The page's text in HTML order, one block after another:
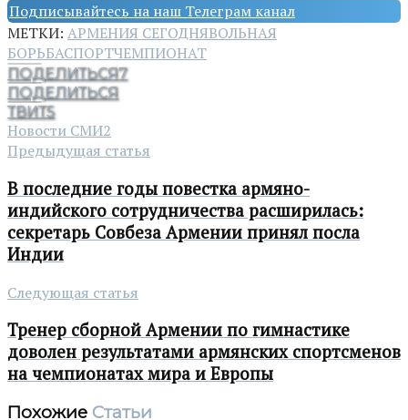
Подписывайтесь на наш Телеграм канал
МЕТКИ: АРМЕНИЯ СЕГОДНЯВОЛЬНАЯ
БОРЬБАСПОРТЧЕМПИОНАТ
ПОДЕЛИТЬСЯ7
ПОДЕЛИТЬСЯ
ТВИТ5
Новости СМИ2
Предыдущая статья
В последние годы повестка армяно-
индийского сотрудничества расширилась:
секретарь Совбеза Армении принял посла
Индии
Следующая статья
Тренер сборной Армении по гимнастике
доволен результатами армянских спортсменов
на чемпионатах мира и Европы
Похожие Статьи